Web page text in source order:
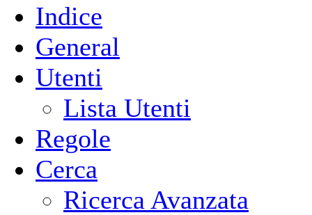
Indice
General
Utenti
Lista Utenti
Regole
Cerca
Ricerca Avanzata